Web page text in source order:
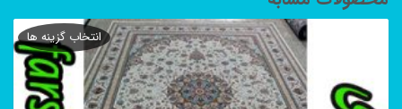
انتخاب گزینه ها